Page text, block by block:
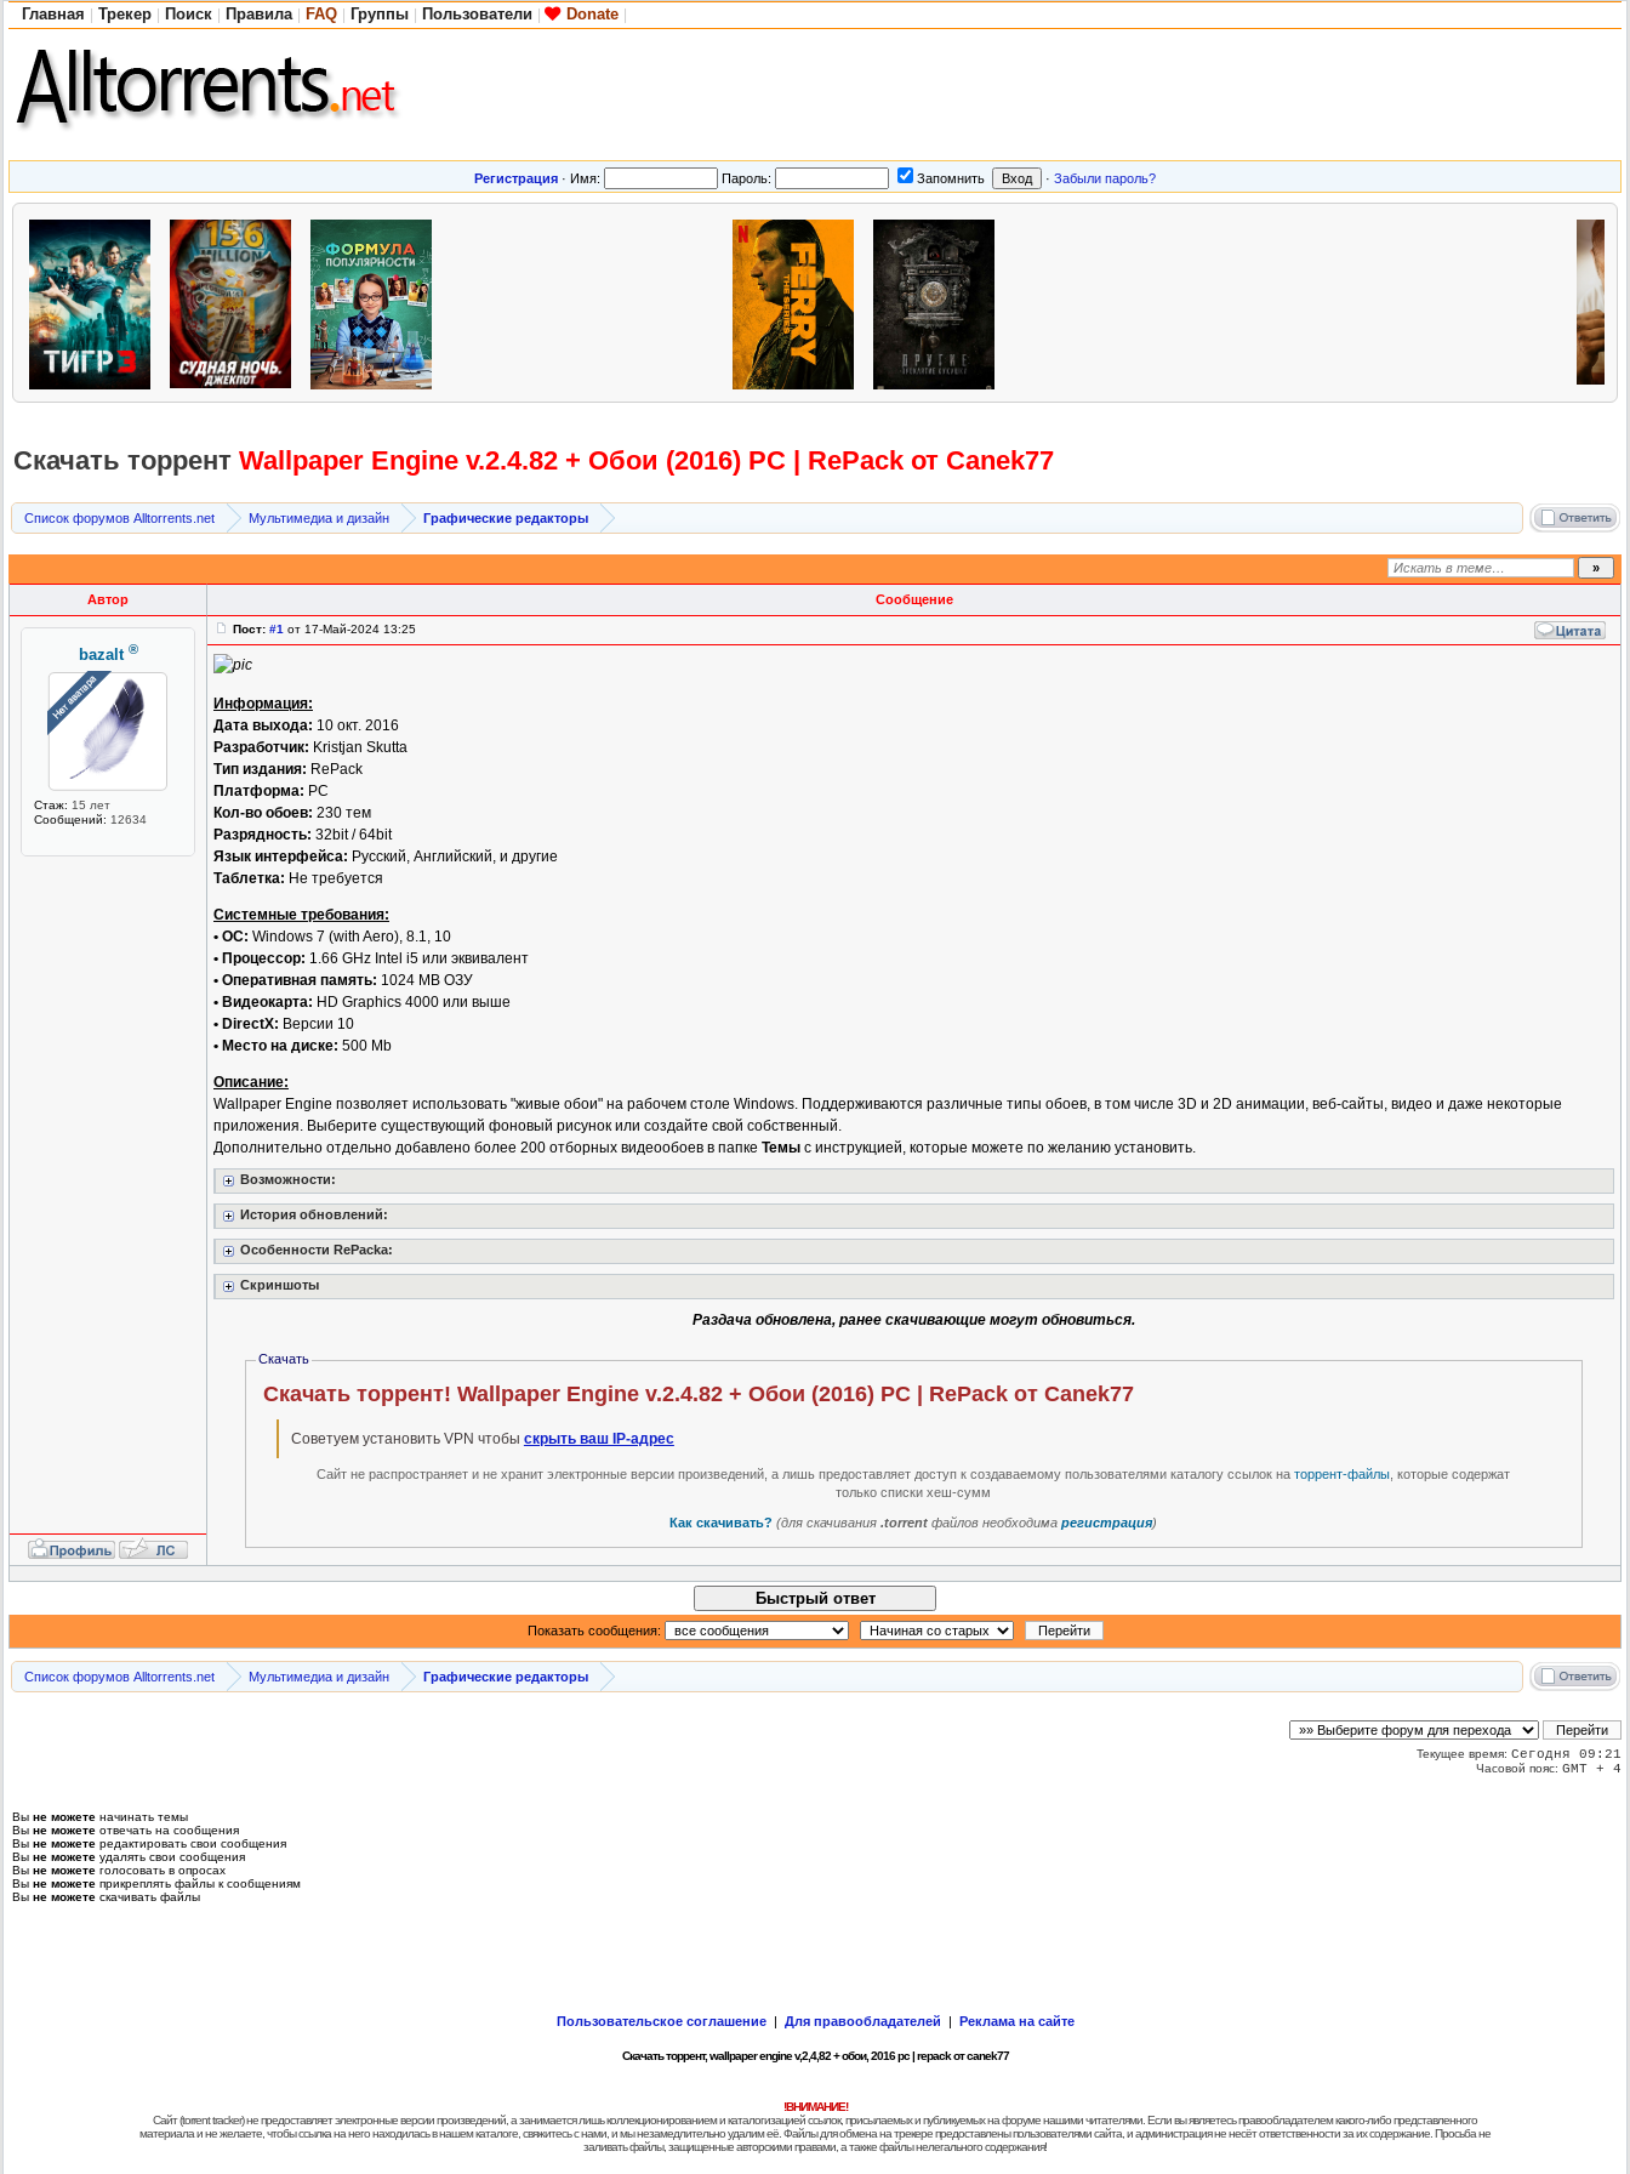
Главная Трекер Поиск Правила FAQ Группы Пользователи Donate
Регистрация · Имя: Пароль: Запомнить · Забыли пароль?
Скачать торрент Wallpaper Engine v.2.4.82 + Обои (2016) PC | RePack от Canek77
Список форумов Alltorrents.net Мультимедиа и дизайн Графические редакторы
Автор Сообщение
bazalt ®
Стаж: 15 лет
Сообщений: 12634
Пост: #1 от 17-Май-2024 13:25
Информация:
Дата выхода: 10 окт. 2016
Разработчик: Kristjan Skutta
Тип издания: RePack
Платформа: PC
Кол-во обоев: 230 тем
Разрядность: 32bit / 64bit
Язык интерфейса: Русский, Английский, и другие
Таблетка: Не требуется
Системные требования:
• ОС: Windows 7 (with Aero), 8.1, 10
• Процессор: 1.66 GHz Intel i5 или эквивалент
• Оперативная память: 1024 MB ОЗУ
• Видеокарта: HD Graphics 4000 или выше
• DirectX: Версии 10
• Место на диске: 500 Mb
Описание:
Wallpaper Engine позволяет использовать "живые обои" на рабочем столе Windows. Поддерживаются различные типы обоев, в том числе 3D и 2D анимации, веб-сайты, видео и даже некоторые
приложения. Выберите существующий фоновый рисунок или создайте свой собственный.
Дополнительно отдельно добавлено более 200 отборных видеообоев в папке Темы с инструкцией, которые можете по желанию установить.
Возможности:
История обновлений:
Особенности RePacka:
Скриншоты
Раздача обновлена, ранее скачивающие могут обновиться.
Скачать
Скачать торрент! Wallpaper Engine v.2.4.82 + Обои (2016) PC | RePack от Canek77
Советуем установить VPN чтобы скрыть ваш IP-адрес
Сайт не распространяет и не хранит электронные версии произведений, а лишь предоставляет доступ к создаваемому пользователями каталогу ссылок наторрент-файлы , которые содержат
только списки хеш-сумм
Как скачивать? (для скачивания.torrent файлов необходимарегистрация)
Быстрый ответ
Показать сообщения:
Список форумов Alltorrents.net Мультимедиа и дизайн Графические редакторы
Текущее время: Сегодня 09:21
Часовой пояс: GMT + 4
Вы не можете начинать темы
Вы не можете отвечать на сообщения
Вы не можете редактировать свои сообщения
Вы не можете удалять свои сообщения
Вы не можете голосовать в опросах
Вы не можете прикреплять файлы к сообщениям
Вы не можете скачивать файлы
Пользовательское соглашение | Для правообладателей | Реклама на сайте
Скачать торрент, wallpaper engine v,2,4,82 + обои, 2016 pc | repack от canek77
!ВНИМАНИЕ!
Сайт (torrent tracker) не предоставляет электронные версии произведений, а занимается лишь коллекционированием и каталогизацией ссылок, присылаемых и публикуемых на форуме нашими читателями. Если вы являетесь правообладателем какого-либо представленного
материала и не желаете, чтобы ссылка на него находилась в нашем каталоге, свяжитесь с нами, и мы незамедлительно удалим её. Файлы для обмена на трекере предоставлены пользователями сайта, и администрация не несёт ответственности за их содержание. Просьба не
заливать файлы, защищенные авторскими правами, а также файлы нелегального содержания!